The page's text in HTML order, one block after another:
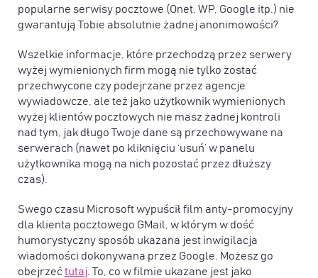
popularne serwisy pocztowe (Onet, WP, Google itp.) nie
gwarantują Tobie absolutnie żadnej anonimowości?
Wszelkie informacje, które przechodzą przez serwery
wyżej wymienionych firm mogą nie tylko zostać
przechwycone czy podejrzane przez agencje
wywiadowcze, ale też jako użytkownik wymienionych
wyżej klientów pocztowych nie masz żadnej kontroli
nad tym, jak długo Twoje dane są przechowywane na
serwerach (nawet po kliknięciu ‘usuń’ w panelu
użytkownika mogą na nich pozostać przez dłuższy
czas).
Swego czasu Microsoft wypuścił film anty-promocyjny
dla klienta pocztowego GMail, w którym w dość
humorystyczny sposób ukazana jest inwigilacja
wiadomości dokonywana przez Google. Możesz go
obejrzećtutaj. To, co w filmie ukazane jest jako